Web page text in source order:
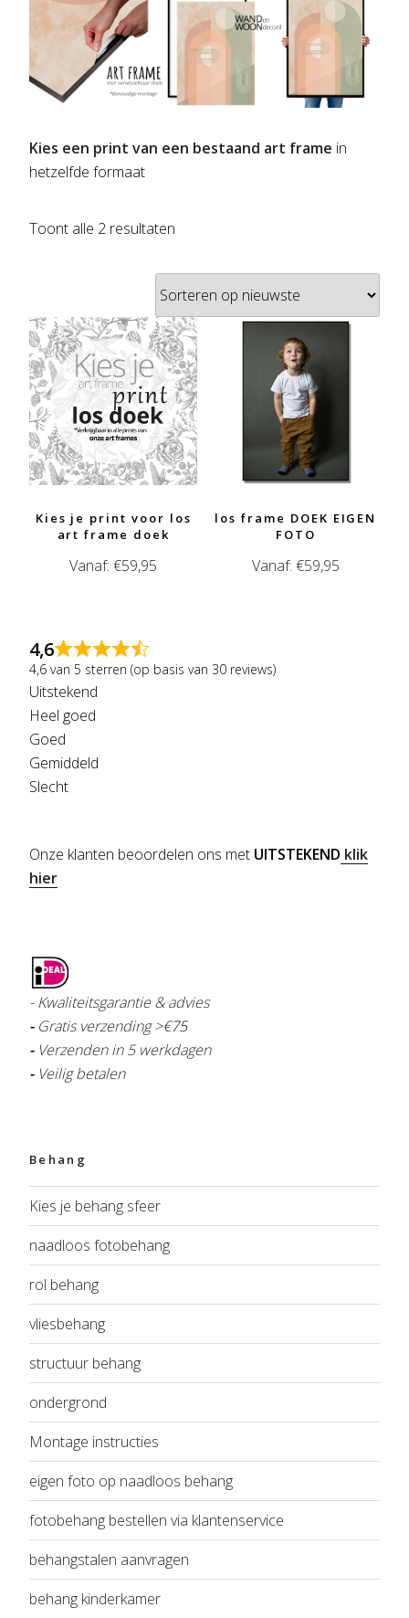
Kies een print van een bestaand art frame in
hetzelfde formaat
Toont alle 2 resultaten
nieuwste
Kies je print voor los
art frame doek
Vanaf:€59,95
los frame DOEK EIGEN
FOTO
Vanaf: €59,95
4,6
4,6 van 5 sterren (op basis van 30 reviews)
Uitstekend
Heel goed
Goed
Gemiddeld
Slecht
Onze klanten beoordelen ons met UITSTEKEND klik
hier
- Kwaliteitsgarantie & advies
- Gratis verzending >€75
- Verzenden in 5 werkdagen
- Veilig betalen
Behang
Kies je behang sfeer
naadloos fotobehang
rol behang
vliesbehang
structuur behang
ondergrond
Montage instructies
eigen foto op naadloos behang
fotobehang bestellen via klantenservice
behangstalen aanvragen
behang kinderkamer